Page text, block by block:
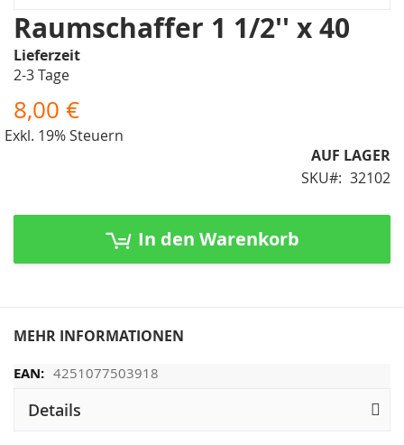
Raumschaffer 1 1/2'' x 40
Lieferzeit
2-3 Tage
8,00 €
Exkl. 19% Steuern
AUF LAGER
SKU
32102
In den Warenkorb
MEHR INFORMATIONEN
4251077503918
Zum
Anfang
der
Bildergalerie
springen
Details